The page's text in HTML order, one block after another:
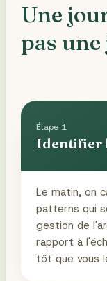
Une
pas
Étape 1
Identifier
Le matin, on
patterns qui
gestion de
rapport à
tôt que vous